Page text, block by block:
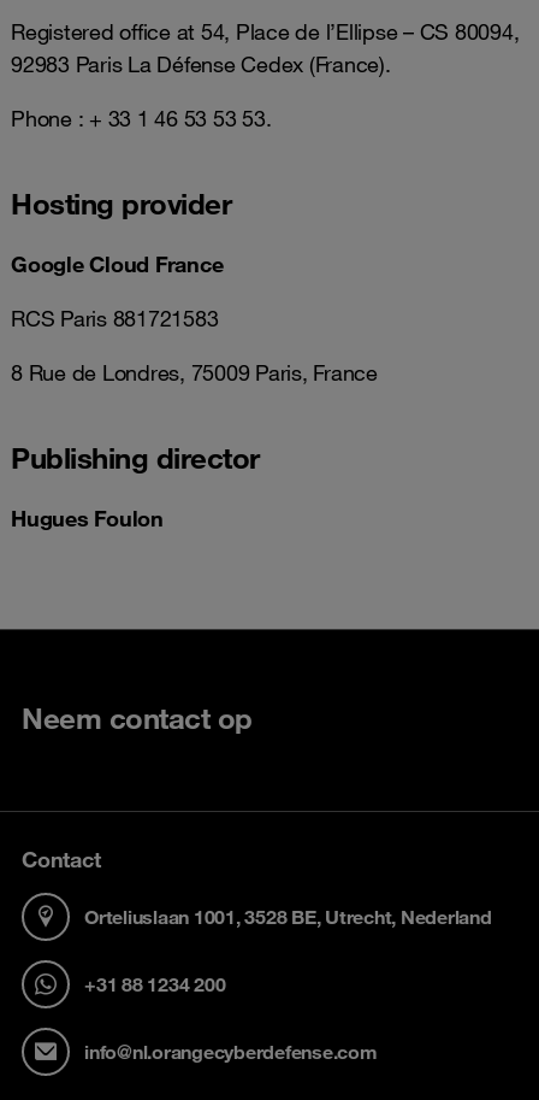
Registered office at 54, Place de l’Ellipse – CS 80094,
92983 Paris La Défense Cedex (France).
Phone : + 33 1 46 53 53 53.
Hosting provider
Google Cloud France
RCS Paris 881721583
8 Rue de Londres, 75009 Paris, France
Publishing director
Hugues Foulon
Neem contact op
Contact
Orteliuslaan 1001, 3528 BE, Utrecht, Nederland
+31 88 1234 200
info@nl.orangecyberdefense.com